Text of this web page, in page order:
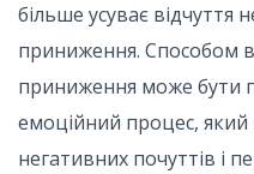
більше усуває відчуття
приниження. Способом
приниження може бути
емоційний процес, який
негативних почуттів і